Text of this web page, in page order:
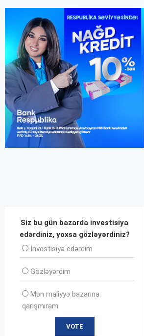
Siz bu gün bazarda investisiya
edərdiniz, yoxsa gözləyərdiniz?
İnvеstisiya edərdim
Gözləyərdim
Mən maliyyə bazarına
qarışmıram